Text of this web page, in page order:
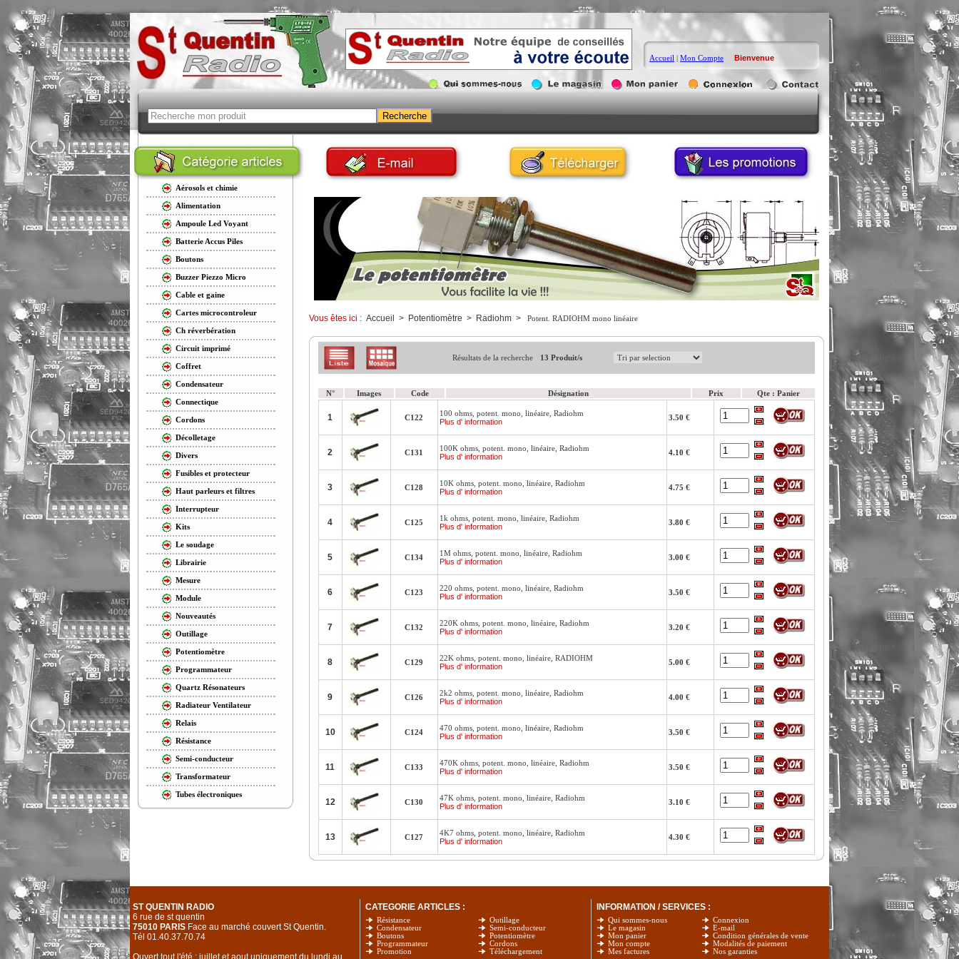
Accueil | Mon Compte Bienvenue
Aérosols et chimie
Alimentation
Ampoule Led Voyant
Batterie Accus Piles
Boutons
Buzzer Piezzo Micro
Cable et gaine
Cartes microcontroleur
Ch réverbération
Circuit imprimé
Coffret
Condensateur
Connectique
Cordons
Décolletage
Divers
Fusibles et protecteur
Haut parleurs et filtres
Interrupteur
Kits
Le soudage
Librairie
Mesure
Module
Nouveautés
Outillage
Potentiomètre
Programmateur
Quartz Résonateurs
Radiateur Ventilateur
Relais
Résistance
Semi-conducteur
Transformateur
Tubes électroniques
Vous êtes ici : Accueil > Potentiomètre > Radiohm> Potent. RADIOHM mono linéaire
Résultats de la recherche 13 Produit/s
N° Images Code Désignation Prix Qte : Panier
1 C122
100 ohms, potent. mono, linéaire, Radiohm
Plus d' information
3.50 €
2 C131
100K ohms, potent. mono, linéaire, Radiohm
Plus d' information
4.10 €
3 C128
10K ohms, potent. mono, linéaire, Radiohm
Plus d' information
4.75 €
4 C125
1k ohms, potent. mono, linéaire, Radiohm
Plus d' information
3.80 €
5 C134
1M ohms, potent. mono, linéaire, Radiohm
Plus d' information
3.00 €
6 C123
220 ohms, potent. mono, linéaire, Radiohm
Plus d' information
3.50 €
7 C132
220K ohms, potent. mono, linéaire, Radiohm
Plus d' information
3.20 €
8 C129
22K ohms, potent. mono, linéaire, RADIOHM
Plus d' information
5.00 €
9 C126
2k2 ohms, potent. mono, linéaire, Radiohm
Plus d' information
4.00 €
10 C124
470 ohms, potent. mono, linéaire, Radiohm
Plus d' information
3.50 €
11 C133
470K ohms, potent. mono, linéaire, Radiohm
Plus d' information
3.50 €
12 C130
47K ohms, potent. mono, linéaire, Radiohm
Plus d' information
3.10 €
13 C127
4K7 ohms, potent. mono, linéaire, Radiohm
Plus d' information
4.30 €
ST QUENTIN RADIO
6 rue de st quentin
75010 PARIS Face au marché couvert St Quentin.
Tél 01.40.37.70.74
Ouvert tout l'été : juillet et aout uniquement du lundi au
CATEGORIE ARTICLES :
Résistance
Condensateur
Boutons
Programmateur
Promotion
Outillage
Semi-conducteur
Potentiomètre
Cordons
Téléchargement
INFORMATION / SERVICES :
Qui sommes-nous
Le magasin
Mon panier
Mon compte
Mes factures
Connexion
E-mail
Condition générales de vente
Modalités de paiement
Nos garanties